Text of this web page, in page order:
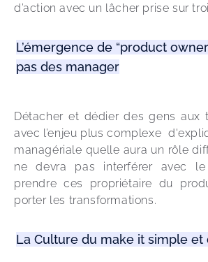
d’action avec un lâcher prise sur
L’émergence de “product
pas des manager
Détacher et dédier des gens aux
avec l’enjeu plus complexe
managériale quelle aura un rôle
ne devra pas interférer avec
prendre ces propriétaire du
porter les transformations.
La Culture du make it simple et